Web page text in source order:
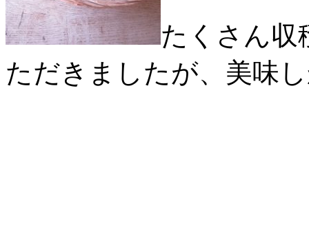
たくさん収
ただきましたが、美味